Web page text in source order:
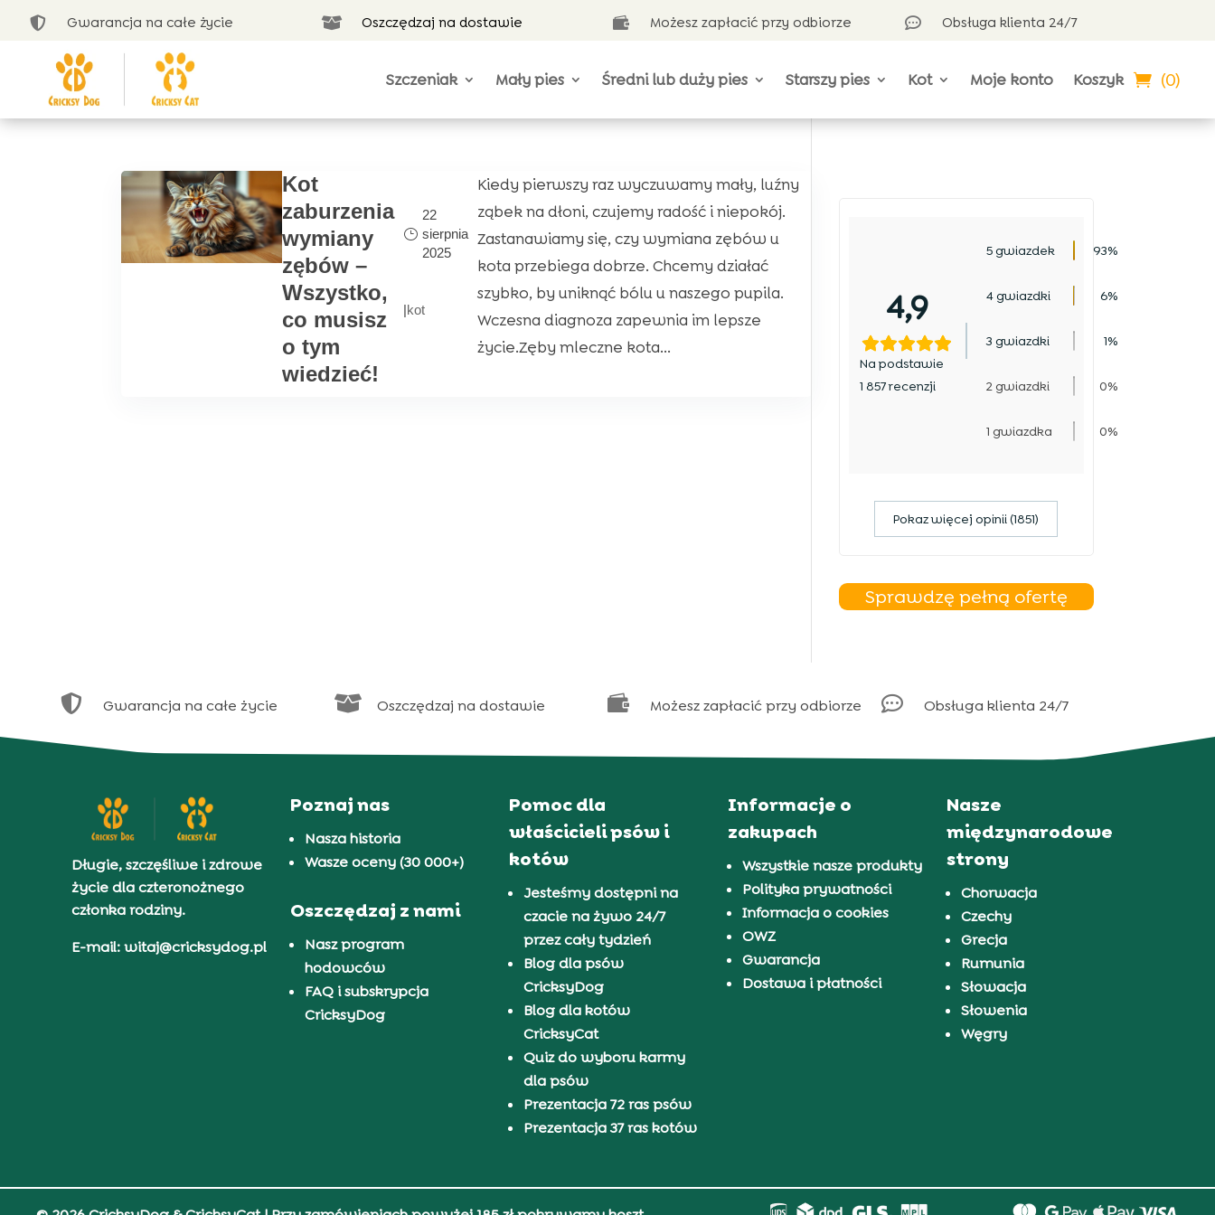
 Gwarancja na całe życie  Oszczędzaj na dostawie  Możesz zapłacić przy odbiorze  Obsługa klienta 24/7
Szczeniak Mały pies Średni lub duży pies Starszy pies Kot Moje konto Koszyk (0)
Kot
zaburzenia
wymiany
zębów –
Wszystko,
co musisz
o tym
wiedzieć!
22
sierpnia
2025
|kot
Kiedy pierwszy raz wyczuwamy mały, luźny
ząbek na dłoni, czujemy radość i niepokój.
Zastanawiamy się, czy wymiana zębów u
kota przebiega dobrze. Chcemy działać
szybko, by uniknąć bólu u naszego pupila.
Wczesna diagnoza zapewnia im lepsze
życie.Zęby mleczne kota...
4,9
Na podstawie
1 857 recenzji
5 gwiazdek 93%
4 gwiazdki 6%
3 gwiazdki 1%
2 gwiazdki 0%
1 gwiazdka 0%
Pokaz więcej opinii (1851)
Sprawdzę pełną ofertę
 Gwarancja na całe życie  Oszczędzaj na dostawie  Możesz zapłacić przy odbiorze  Obsługa klienta 24/7
Długie, szczęśliwe i zdrowe
życie dla czteronożnego
członka rodziny.
E-mail: witaj@cricksydog.pl
Poznaj nas
Nasza historia
Wasze oceny (30 000+)
Oszczędzaj z nami
Nasz program
hodowców
FAQ i subskrypcja
CricksyDog
Pomoc dla
właścicieli psów i
kotów
Jesteśmy dostępni na
czacie na żywo 24/7
przez cały tydzień
Blog dla psów
CricksyDog
Blog dla kotów
CricksyCat
Quiz do wyboru karmy
dla psów
Prezentacja 72 ras psów
Prezentacja 37 ras kotów
Informacje o
zakupach
Wszystkie nasze produkty
Polityka prywatności
Informacja o cookies
OWZ
Gwarancja
Dostawa i płatności
Nasze
międzynarodowe
strony
Chorwacja
Czechy
Grecja
Rumunia
Słowacja
Słowenia
Węgry